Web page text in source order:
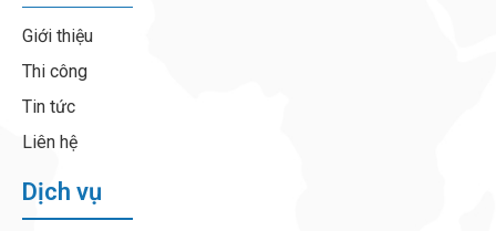
Giới thiệu
Thi công
Tin tức
Liên hệ
Dịch vụ